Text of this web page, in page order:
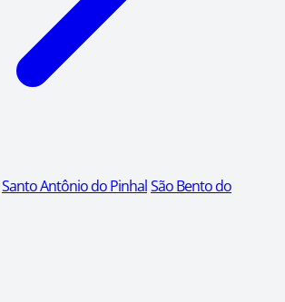
Santo Antônio do PinhalSão Bento do